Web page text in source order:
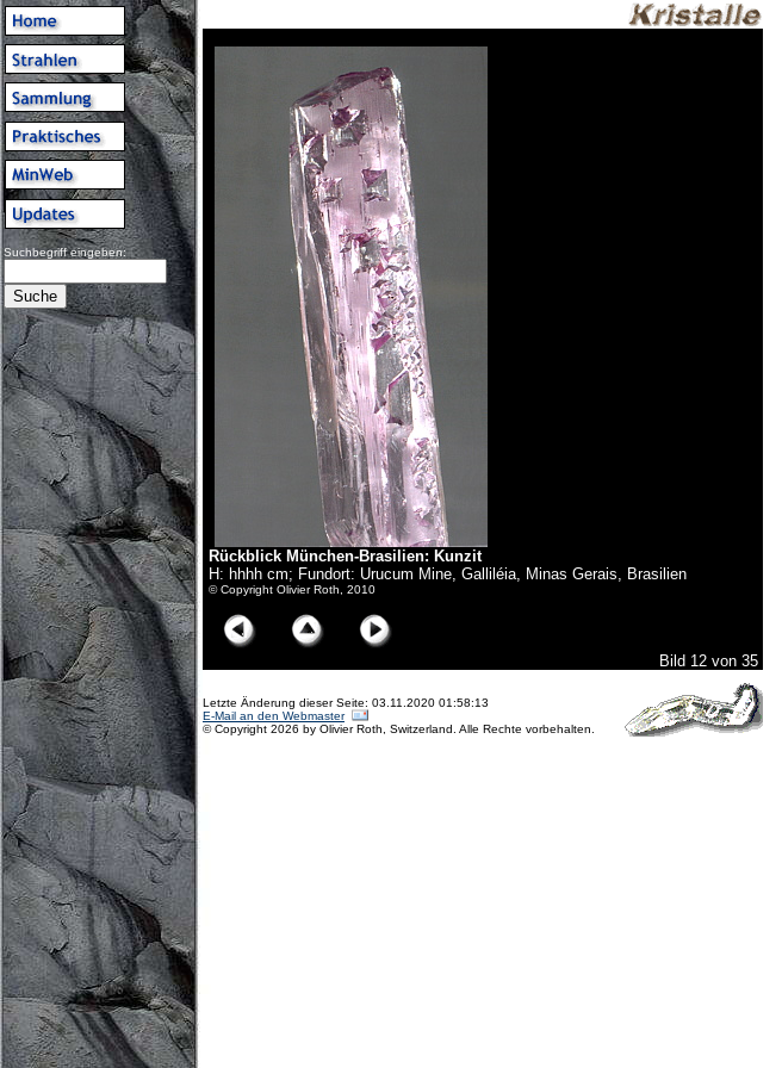
Suchbegriff eingeben:
Rückblick München-Brasilien: Kunzit
H: hhhh cm; Fundort: Urucum Mine, Galliléia, Minas Gerais, Brasilien
© Copyright Olivier Roth, 2010
Bild 12 von 35
Letzte Änderung dieser Seite: 03.11.2020 01:58:13
E-Mail an den Webmaster
© Copyright 2026 by Olivier Roth, Switzerland. Alle Rechte vorbehalten.